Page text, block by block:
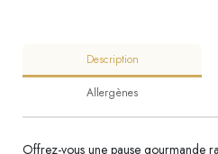
Description
Allergènes
Offrez-vous une pause gourmande